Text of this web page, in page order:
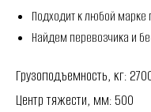
Подходит к любой марке
Найдем перевозчика и
Грузоподъемность, кг:
Центр тяжести, мм: 500